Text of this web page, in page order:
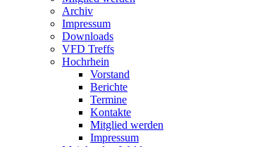
Archiv
Impressum
Downloads
VFD Treffs
Hochrhein
Vorstand
Berichte
Termine
Kontakte
Mitglied werden
Impressum